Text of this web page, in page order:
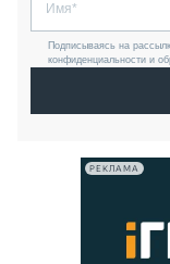
Подписываясь на
конфиденциальности и
РЕКЛАМА